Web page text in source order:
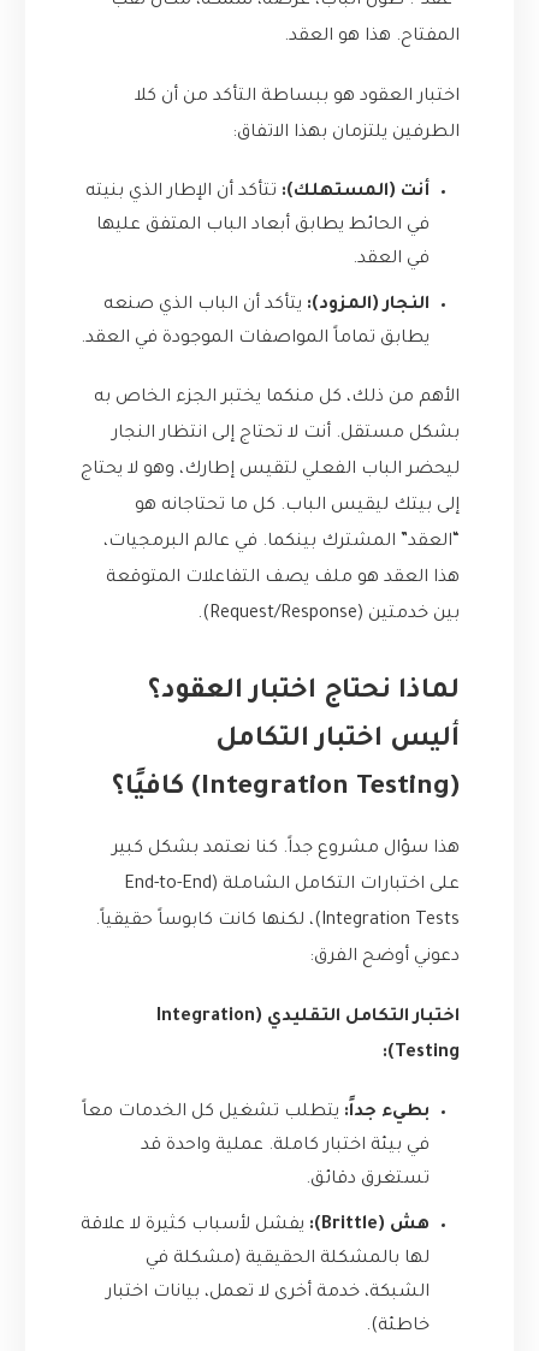
المفتاح. هذا هو العقد.
اختبار العقود هو ببساطة التأكد من أن كلا
الطرفين يلتزمان بهذا الاتفاق:
أنت (المستهلك): تتأكد أن الإطار الذي بنيته
في الحائط يطابق أبعاد الباب المتفق عليها
في العقد.
النجار (المزود): يتأكد أن الباب الذي صنعه
يطابق تماماً المواصفات الموجودة في العقد.
الأهم من ذلك، كل منكما يختبر الجزء الخاص به
بشكل مستقل. أنت لا تحتاج إلى انتظار النجار
ليحضر الباب الفعلي لتقيس إطارك، وهو لا يحتاج
إلى بيتك ليقيس الباب. كل ما تحتاجانه هو
“العقد” المشترك بينكما. في عالم البرمجيات،
هذا العقد هو ملف يصف التفاعلات المتوقعة
بين خدمتين (Request/Response).
لماذا نحتاج اختبار العقود؟
أليس اختبار التكامل
(Integration Testing) كافيًا؟
هذا سؤال مشروع جداً. كنا نعتمد بشكل كبير
على اختبارات التكامل الشاملة (End-to-End
Integration Tests)، لكنها كانت كابوساً حقيقياً.
دعوني أوضح الفرق:
اختبار التكامل التقليدي (Integration
Testing):
بطيء جداً: يتطلب تشغيل كل الخدمات معاً
في بيئة اختبار كاملة. عملية واحدة قد
تستغرق دقائق.
هش (Brittle):
يفشل لأسباب كثيرة لا علاقة
لها بالمشكلة الحقيقية (مشكلة في
الشبكة، خدمة أخرى لا تعمل، بيانات اختبار
خاطئة).